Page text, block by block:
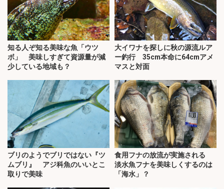
知る人ぞ知る美味な魚「ウツ
ボ」 美味しすぎて資源量が減
少している地域も？
大イワナを探しに秋の源流ルア
ー釣行 35cm本命に64cmアメ
マスと対面
ブリのようでブリではない『ツ
ムブリ』 アジ科魚のいいとこ
取りで美味
食用フナの放流が実施される
淡水魚フナを美味しくするのは
「海水」？